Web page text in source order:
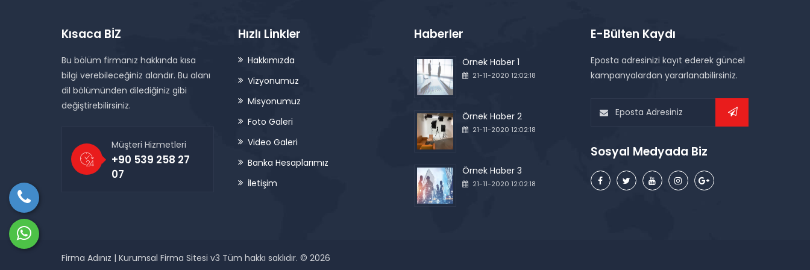
Kısaca BİZ
Bu bölüm firmanız hakkında kısa
bilgi verebileceğiniz alandır. Bu alanı
dil bölümünden dilediğiniz gibi
değiştirebilirsiniz.
Müşteri Hizmetleri
+90 539 258 27
07
Hızlı Linkler
Hakkımızda
Vizyonumuz
Misyonumuz
Foto Galeri
Video Galeri
Banka Hesaplarımız
İletişim
Haberler
Örnek Haber 1
21-11-2020 12:02:18
Örnek Haber 2
21-11-2020 12:02:18
Örnek Haber 3
21-11-2020 12:02:18
E-Bülten Kaydı
Eposta adresinizi kayıt ederek güncel
kampanyalardan yararlanabilirsiniz.
Sosyal Medyada Biz
Firma Adınız | Kurumsal Firma Sitesi v3 Tüm hakkı saklıdır. © 2026